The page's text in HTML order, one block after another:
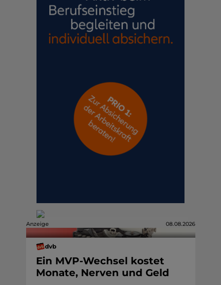
Anzeige 08.08.2026
dvb
Ein MVP-Wechsel kostet
Monate, Nerven und Geld